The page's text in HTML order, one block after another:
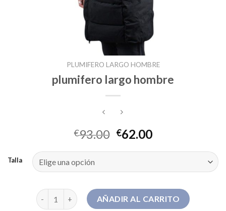
PLUMIFERO LARGO HOMBRE
plumifero largo hombre
€93.00 €62.00
Talla
plumifero largo hombre cantidad
AÑADIR AL CARRITO